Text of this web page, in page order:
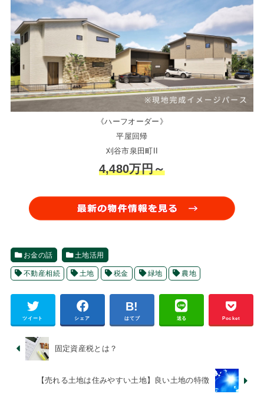
《ハーフオーダー》
平屋回帰
刈谷市泉田町II
4,480万円～
お金の話 土地活用
不動産相続 土地 税金 緑地 農地
ツイート シェア はてブ 送る Pocket
固定資産税とは？
【売れる土地は住みやすい土地】良い土地の特徴